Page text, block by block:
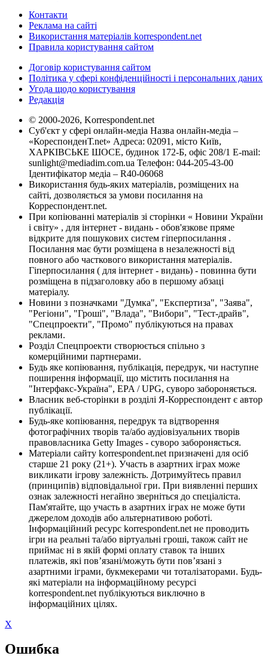
Контакти
Реклама на сайті
Використання матеріалів korrespondent.net
Правила користування сайтом
Договір користування сайтом
Політика у сфері конфіденційності і персональних даних
Угода щодо користування
Редакція
© 2000-2026, Korrespondent.net
Суб'єкт у сфері онлайн-медіа Назва онлайн-медіа –
«КореспонденТ.net» Адреса: 02091, місто Київ,
ХАРКІВСЬКЕ ШОСЕ, будинок 172-Б, офіс 208/1 E-mail:
sunlight@mediadim.com.ua Телефон: 044-205-43-00
Ідентифікатор медіа – R40-06068
Використання будь-яких матеріалів, розміщених на
сайті, дозволяється за умови посилання на
Корреспондент.net.
При копіюванні матеріалів зі сторінки « Новини України
і світу» , для інтернет - видань - обов'язкове пряме
відкрите для пошукових систем гіперпосилання .
Посилання має бути розміщена в незалежності від
повного або часткового використання матеріалів.
Гіперпосилання ( для інтернет - видань) - повинна бути
розміщена в підзаголовку або в першому абзаці
матеріалу.
Новини з позначками "Думка", "Експертиза", "Заява",
"Регіони", "Гроші", "Влада", "Вибори", "Тест-драйв",
"Спецпроекти", "Промо" публікуються на правах
реклами.
Розділ Спецпроекти створюється спільно з
комерційними партнерами.
Будь яке копіювання, публікація, передрук, чи наступне
поширення інформації, що містить посилання на
"Інтерфакс-Україна", EPA / UPG, суворо забороняється.
Власник веб-сторінки в розділі Я-Корреспондент є автор
публікації.
Будь-яке копіювання, передрук та відтворення
фотографічних творів та/або аудіовізуальних творів
правовласника Getty Images - суворо забороняється.
Матеріали сайту korrespondent.net призначені для осіб
старше 21 року (21+). Участь в азартних іграх може
викликати ігрову залежність. Дотримуйтесь правил
(принципів) відповідальної гри. При виявленні перших
ознак залежності негайно зверніться до спеціаліста.
Пам'ятайте, що участь в азартних іграх не може бути
джерелом доходів або альтернативою роботі.
Інформаційний ресурс korrespondent.net не проводить
ігри на реальні та/або віртуальні гроші, також сайт не
приймає ні в якій формі оплату ставок та інших
платежів, які пов’язані/можуть бути пов’язані з
азартними іграми, букмекерами чи тоталізаторами. Будь-
які матеріали на інформаційному ресурсі
korrespondent.net публікуються виключно в
інформаційних цілях.
X
Ошибка